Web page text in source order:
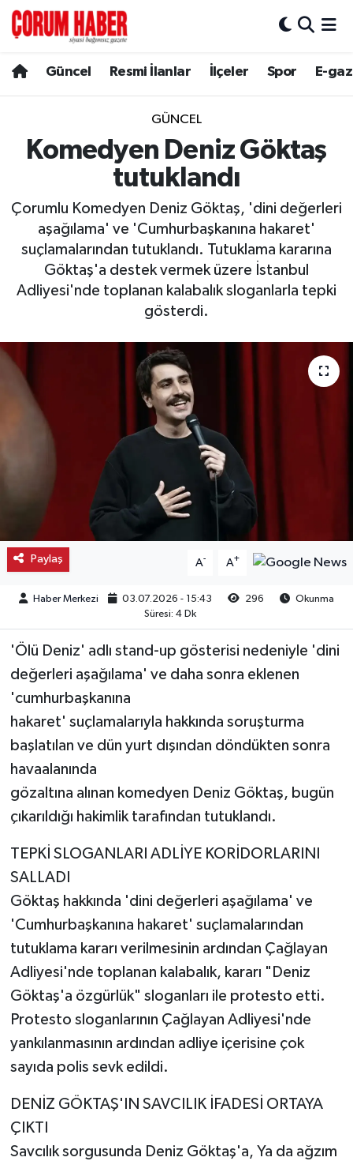
Güncel Resmi İlanlar İlçeler Spor E-
GÜNCEL
Komedyen Deniz Göktaş
tutuklandı
Çorumlu Komedyen Deniz Göktaş, 'dini değerleri
aşağılama' ve 'Cumhurbaşkanına hakaret'
suçlamalarından tutuklandı. Tutuklama kararına
Göktaş'a destek vermek üzere İstanbul
Adliyesi'nde toplanan kalabalık sloganlarla tepki
gösterdi.
Paylaş A- A+
Haber Merkezi 03.07.2026 - 15:43 296
Okunma
Süresi: 4 Dk
'Ölü Deniz' adlı stand-up gösterisi nedeniyle 'dini
değerleri aşağılama' ve daha sonra eklenen
'cumhurbaşkanına
hakaret' suçlamalarıyla hakkında soruşturma
başlatılan ve dün yurt dışından döndükten sonra
havaalanında
gözaltına alınan komedyen Deniz Göktaş, bugün
çıkarıldığı hakimlik tarafından tutuklandı.
TEPKİ SLOGANLARI ADLİYE KORİDORLARINI
SALLADI
Göktaş hakkında 'dini değerleri aşağılama' ve
'Cumhurbaşkanına hakaret' suçlamalarından
tutuklama kararı verilmesinin ardından Çağlayan
Adliyesi'nde toplanan kalabalık, kararı "Deniz
Göktaş'a özgürlük" sloganları ile protesto etti.
Protesto sloganlarının Çağlayan Adliyesi'nde
yankılanmasının ardından adliye içerisine çok
sayıda polis sevk edildi.
DENİZ GÖKTAŞ'IN SAVCILIK İFADESİ ORTAYA
ÇIKTI
Savcılık sorgusunda Deniz Göktaş'a, Ya da ağzım
Spor
Resmi İlanlar
Bayat
Boğazkale
Dodurga
İskilip
Laçin
Mecitözü
Oğuzlar
Ortaköy
Sağlık
Hava Durumu
Çorum Namaz Vakitleri
Trafik Durumu
Süper Lig Puan Durumu ve Fikstür
Tüm Manşetler
Son Dakika Haberleri
Haber Arşivi